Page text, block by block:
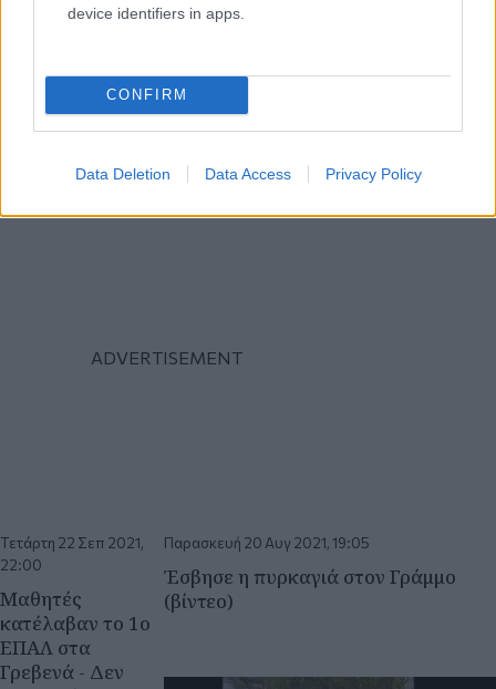
device identifiers in apps.
CONFIRM
Data Deletion Data Access Privacy Policy
Τετάρτη 22 Σεπ 2021,
22:00
Μαθητές
κατέλαβαν το 1ο
ΕΠΑΛ στα
Γρεβενά - Δεν
Παρασκευή 20 Αυγ 2021, 19:05
Έσβησε η πυρκαγιά στον Γράμμο
(βίντεο)